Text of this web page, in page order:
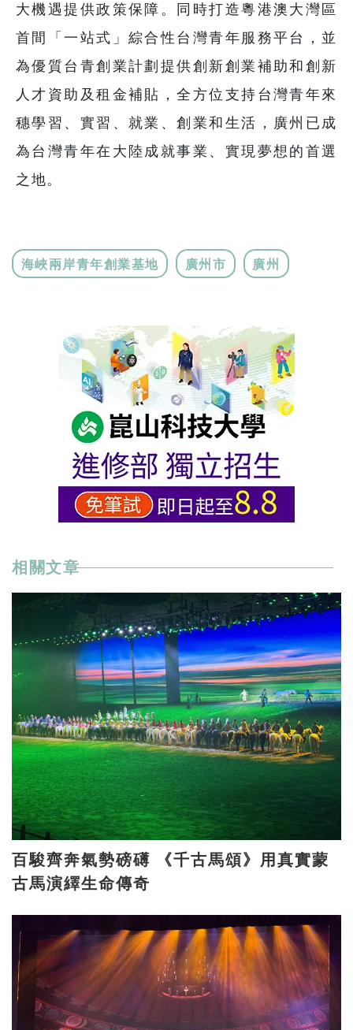
大機遇提供政策保障。同時打造粵港澳大灣區
首間「一站式」綜合性台灣青年服務平台，並
為優質台青創業計劃提供創新創業補助和創新
人才資助及租金補貼，全方位支持台灣青年來
穗學習、實習、就業、創業和生活，廣州已成
為台灣青年在大陸成就事業、實現夢想的首選
之地。
海峽兩岸青年創業基地 廣州市 廣州
相關文章
百駿齊奔氣勢磅礡 《千古馬頌》用真實蒙
古馬演繹生命傳奇